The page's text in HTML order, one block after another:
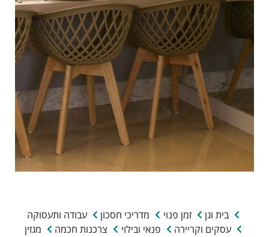
בית וגן זמן פנוי מדריכי חסכון
עבודה ותעסוקה
עסקים וקריירה
פנאי ובילוי צרכנות חכמה מגזין